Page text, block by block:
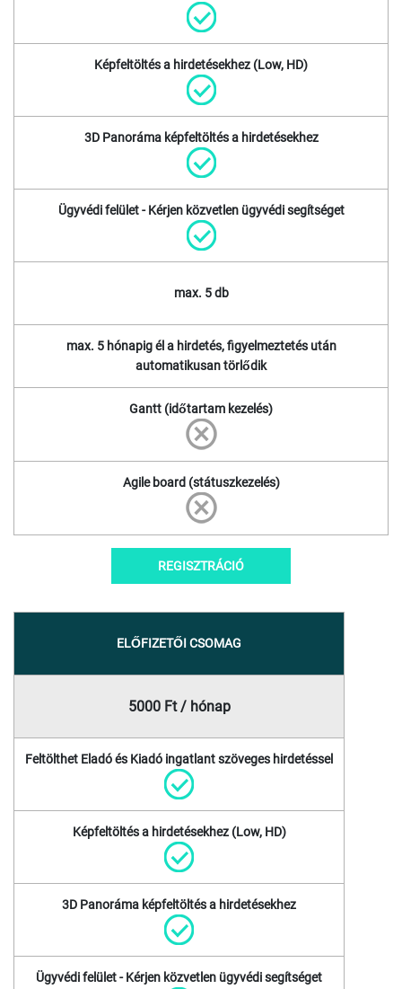
Képfeltöltés a hirdetésekhez (Low, HD)
3D Panoráma képfeltöltés a hirdetésekhez
Ügyvédi felület - Kérjen közvetlen ügyvédi segítséget
max. 5 db
max. 5 hónapig él a hirdetés, figyelmeztetés után
automatikusan törlődik
Gantt (időtartam kezelés)
Agile board (státuszkezelés)
REGISZTRÁCIÓ
ELŐFIZETŐI CSOMAG
5000 Ft / hónap
Feltölthet Eladó és Kiadó ingatlant szöveges hirdetéssel
Képfeltöltés a hirdetésekhez (Low, HD)
3D Panoráma képfeltöltés a hirdetésekhez
Ügyvédi felület - Kérjen közvetlen ügyvédi segítséget